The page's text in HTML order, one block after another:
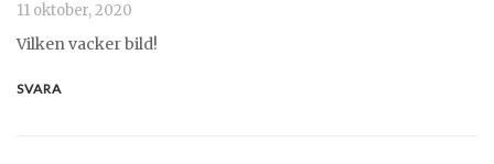
11 oktober, 2020
Vilken vacker bild!
SVARA